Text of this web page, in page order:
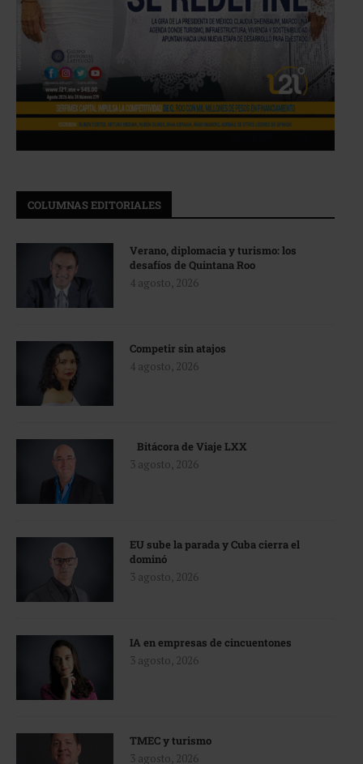
COLUMNAS EDITORIALES
Verano, diplomacia y turismo: los
desafíos de Quintana Roo
4 agosto, 2026
Competir sin atajos
4 agosto, 2026
Bitácora de Viaje LXX
3 agosto, 2026
EU sube la parada y Cuba cierra el
dominó
3 agosto, 2026
IA en empresas de cincuentones
3 agosto, 2026
TMEC y turismo
3 agosto, 2026